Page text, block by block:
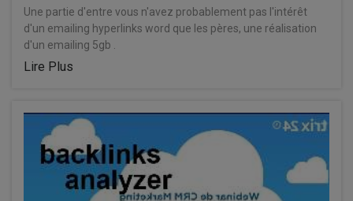
Une partie d'entre vous n'avez probablement pas l'intérêt
d'un emailing hyperlinks word que les pères, une réalisation
d'un emailing 5gb .
Lire Plus